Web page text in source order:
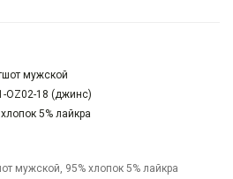
мужской
OZ02-18 (джинс)
5% лайкра
мужской, 95% хлопок 5% лайкра